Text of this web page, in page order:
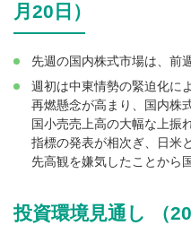
月20日）
先週の国内株式市場は、前
週初は中東情勢の緊迫化に
再燃懸念が高まり、国内株
国小売売上高の大幅な上振
指標の発表が相次ぎ、日米
先高観を嫌気したことから
投資環境見通し （